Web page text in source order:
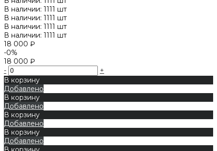
В наличии: 1111 шт
В наличии: 1111 шт
В наличии: 1111 шт
В наличии: 1111 шт
18 000 ₽
-0%
18 000 ₽
-
+
В корзину
Добавлено
В корзину
Добавлено
В корзину
Добавлено
В корзину
Добавлено